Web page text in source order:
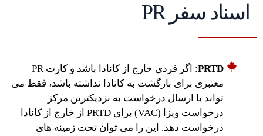
اسناد سفر PR
PRTD
: اگر فردی خارج از کانادا باشد و کارت PR
معتبری برای بازگشت به کانادا نداشته باشد، فقط می
تواند با ارسال درخواست به نزدیکترین مرکز
درخواست ویزا (VAC) برای PRTD از خارج از کانادا
درخواست دهد. این را می توان تحت زمینه های